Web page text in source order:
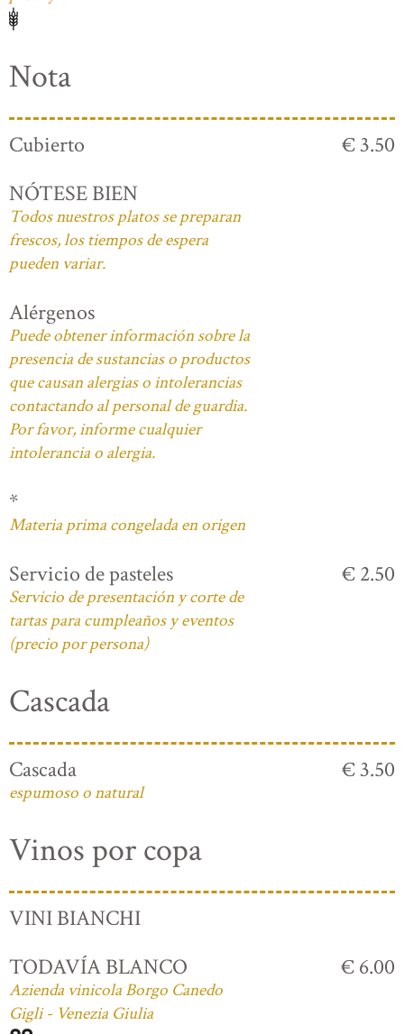
Nota
Cubierto
€ 3.50
NÓTESE BIEN
Todos nuestros platos se preparan
frescos, los tiempos de espera
pueden variar.
Alérgenos
Puede obtener información sobre la
presencia de sustancias o productos
que causan alergias o intolerancias
contactando al personal de guardia.
Por favor, informe cualquier
intolerancia o alergia.
*
Materia prima congelada en origen
Servicio de pasteles
Servicio de presentación y corte de
tartas para cumpleaños y eventos
(precio por persona)
€ 2.50
Cascada
Cascada
espumoso o natural
€ 3.50
Vinos por copa
VINI BIANCHI
TODAVÍA BLANCO
Azienda vinicola Borgo Canedo
Gigli - Venezia Giulia
€ 6.00